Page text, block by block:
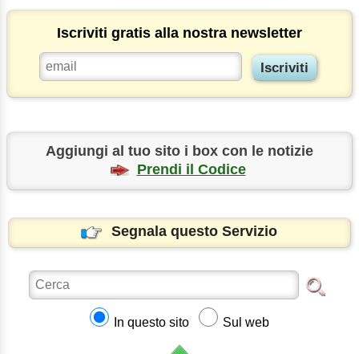
Iscriviti gratis alla nostra newsletter
Aggiungi al tuo sito i box con le notizie
Prendi il Codice
Segnala questo Servizio
In questo sito Sul web